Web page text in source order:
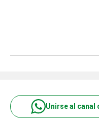
Unirse al canal